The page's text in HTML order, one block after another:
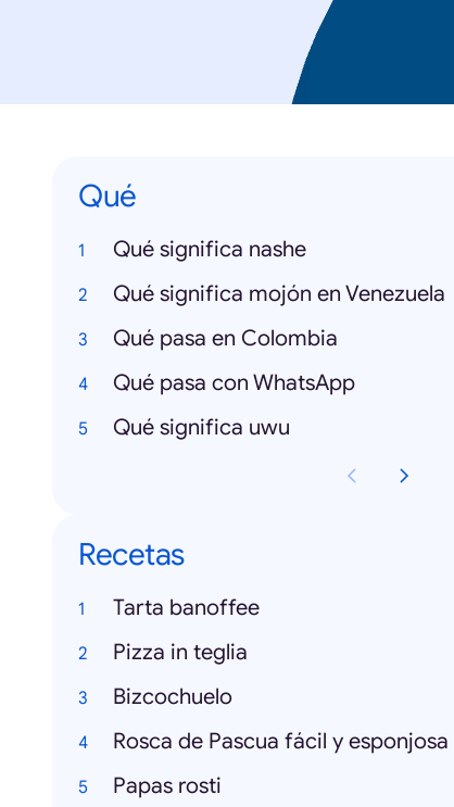
Qué
Qué significa nashe
Qué significa mojón en Venezuela
Qué pasa en Colombia
Qué pasa con WhatsApp
Qué significa uwu
Recetas
Tarta banoffee
Pizza in teglia
Bizcochuelo
Rosca de Pascua fácil y esponjosa
Papas rosti